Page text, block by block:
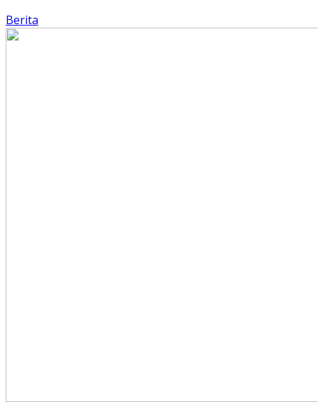
Berita